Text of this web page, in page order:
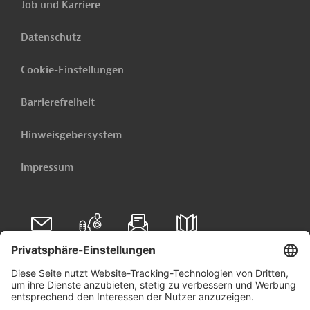
Job und Karriere
Datenschutz
Cookie-Einstellungen
Barrierefreiheit
Hinweisgebersystem
Impressum
Folgen Sie uns auf